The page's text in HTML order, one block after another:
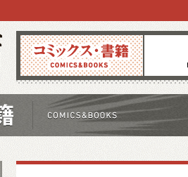
コミックス 雑誌